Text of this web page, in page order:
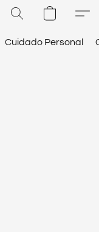
Cuidado Personal